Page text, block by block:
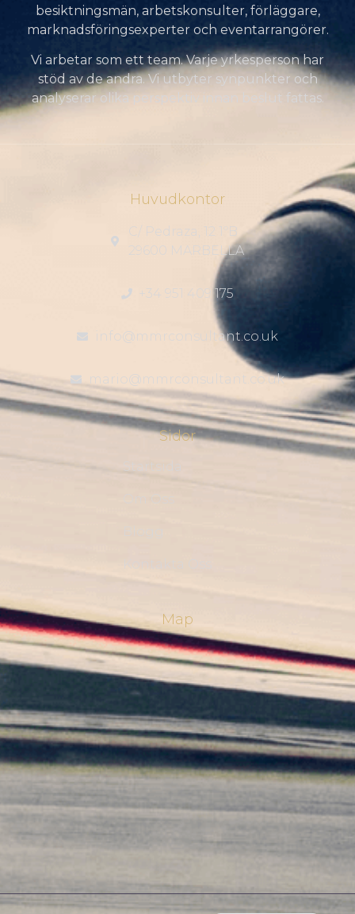
besiktningsmän, arbetskonsulter, förläggare,
marknadsföringsexperter och eventarrangörer.
Vi arbetar som ett team. Varje yrkesperson har
stöd av de andra. Vi utbyter synpunkter och
analyserar olika perspektiv innan beslut fattas.
Huvudkontor
C/ Pedraza, 12 1ºB
29600 MARBELLA
+34 951 409 175
info@mmrconsultant.co.uk
mario@mmrconsultant.co.uk
Sidor
Startsida
Map
English